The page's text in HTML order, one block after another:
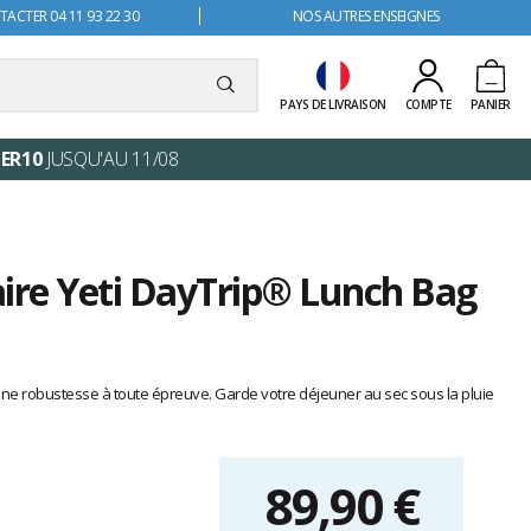
04 11 93 22 30 NOS AUTRES ENSEIGNES
PAYS DE LIVRAISON COMPTE PANIER
JUSQU'AU 11/08
Yeti DayTrip® Lunch Bag
robustesse à toute épreuve. Garde votre déjeuner au sec sous la pluie
89,90 €